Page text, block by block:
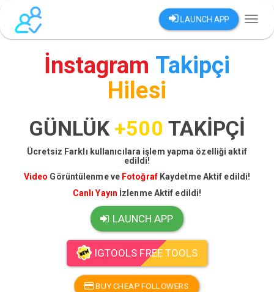
LAUNCH APP
İnstagram Takipçi
Hilesi
GÜNLÜK +500 TAKİPÇİ
Ücretsiz Farklı kullanıcılara işlem yapma özelliği aktif
edildi!
Video Görüntülenme ve Fotoğraf Kaydetme Aktif edildi!
Canlı Yayın İzlenme Aktif edildi!
LAUNCH APP
IGTOOLS FREE TOOLS
BUY CHEAP FOLLOWERS